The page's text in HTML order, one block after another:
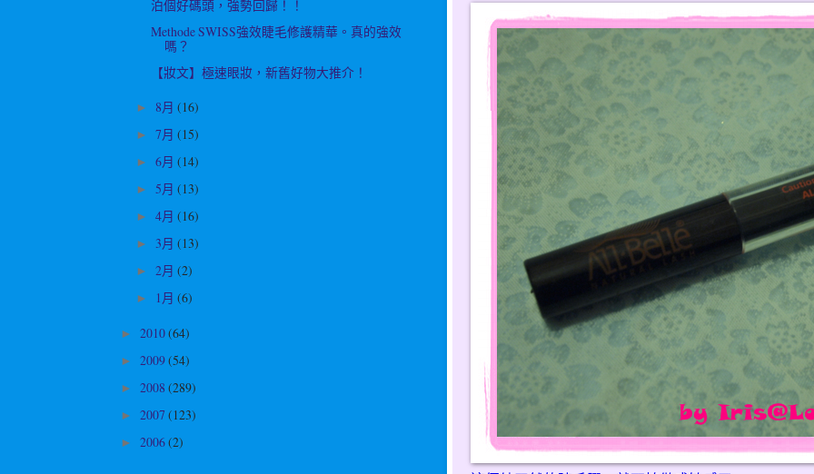
泊個好碼頭，強勢回歸！！
Methode SWISS強效睫毛修護精華。真的強效
嗎？
【妝文】極速眼妝，新舊好物大推介！
► 8月 (16)
► 7月 (15)
► 6月 (14)
► 5月 (13)
► 4月 (16)
► 3月 (13)
► 2月 (2)
► 1月 (6)
► 2010(64)
► 2009(54)
► 2008 (289)
► 2007 (123)
► 2006(2)